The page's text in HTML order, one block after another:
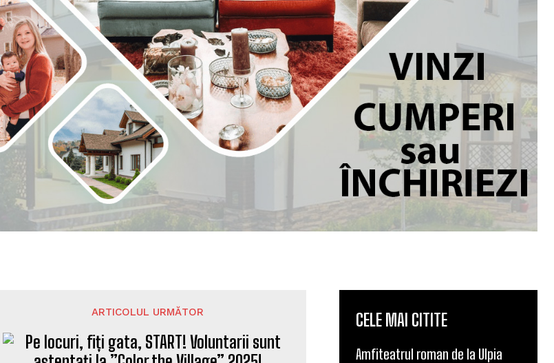
ARTICOLUL URMĂTOR CELE MAI CITITE
Amfiteatrul roman de la Ulpia